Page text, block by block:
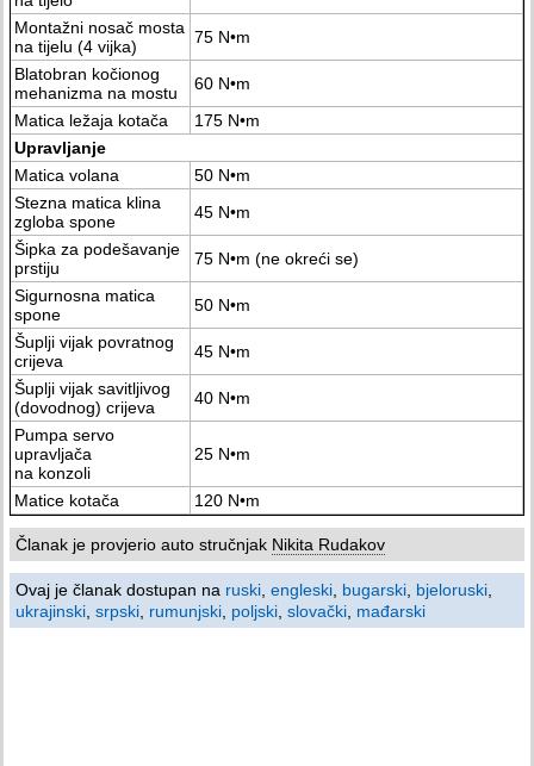
Montažni nosač mosta
na tijelu (4 vijka)
75 N•m
Blatobran kočionog
mehanizma na mostu
60 N•m
Matica ležaja kotača
175 N•m
Upravljanje
Matica volana
50 N•m
Stezna matica klina
zgloba spone
45 N•m
Šipka za podešavanje
prstiju
75 N•m (ne okreći se)
Sigurnosna matica
spone
50 N•m
Šuplji vijak povratnog
crijeva
45 N•m
Šuplji vijak savitljivog
(dovodnog) crijeva
40 N•m
Pumpa servo
upravljača
na konzoli
25 N•m
Matice kotača 120 N•m
Članak je provjerio auto stručnjak Nikita Rudakov
Ovaj je članak dostupan na ruski engleski bugarski bjeloruski
ukrajinski srpski rumunjski poljski slovački mađarski